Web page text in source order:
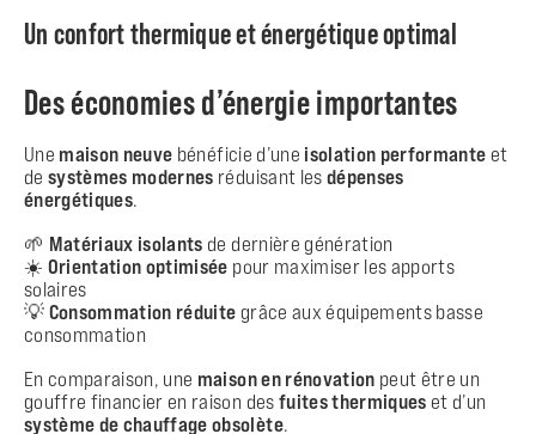
Un confort thermique et énergétique optimal
Des économies d’énergie importantes
Une maison neuve bénéficie d’une isolation performante et
desystèmes modernes réduisant les dépenses
énergétiques.
🌱 Matériaux isolants de dernière génération
☀️ Orientation optimisée pour maximiser les apports
solaires
💡 Consommation réduite grâce aux équipements basse
consommation
En comparaison, une maison en rénovation peut être un
gouffre financier en raison des fuites thermiques et d’un
système de chauffage obsolète.